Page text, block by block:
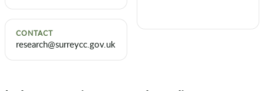
CONTACT
research@surreycc.gov.uk